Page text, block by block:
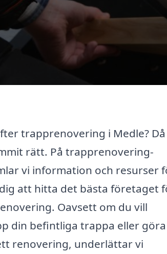
trapprenovering i Medle? Då
rätt. På trapprenovering-
vi information och resurser
att hitta det bästa företaget
Oavsett om du vill
din befintliga trappa eller göra
renovering, underlättar vi